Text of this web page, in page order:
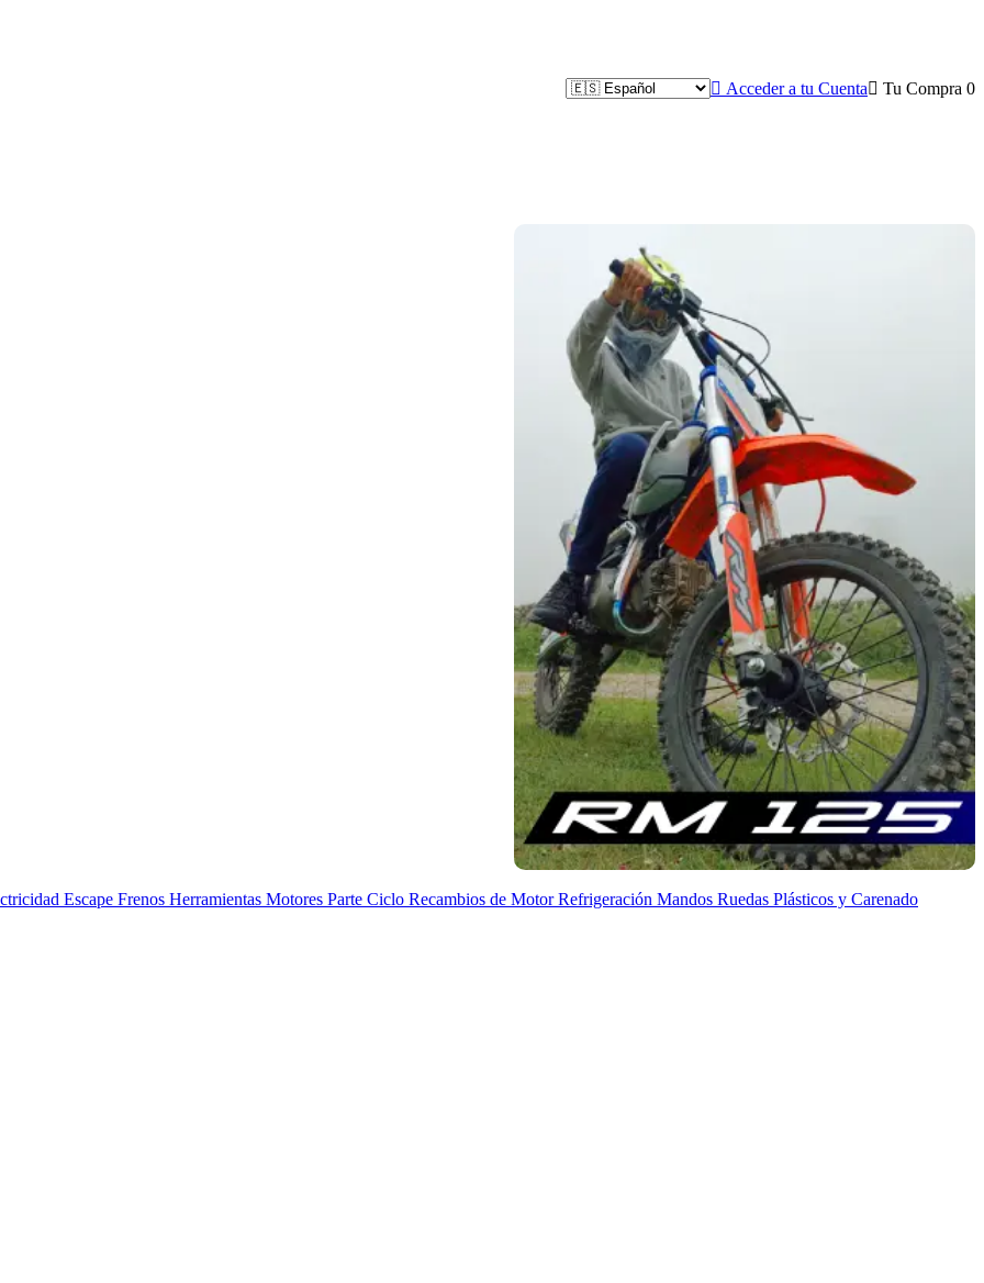
 Acceder a tu Cuenta Tu Compra 0
Escape Frenos Herramientas Motores Parte Ciclo Recambios de MotorRefrigeración Mandos Ruedas Plásticos y Carenado